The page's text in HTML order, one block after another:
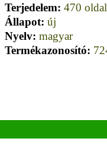
Terjedelem: 470 oldal
Állapot: új
Nyelv: magyar
Termékazonosító: